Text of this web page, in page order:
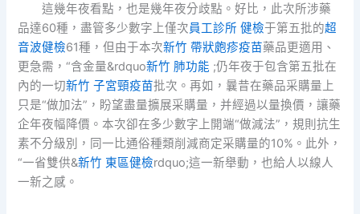
這幾年夜看點，也是幾年夜分歧點。好比，此次所涉藥
品達60種，盡管多少數字上僅次員工診所 健檢于第五批的超
音波健檢61種，但由于本次新竹 帶狀皰疹疫苗藥品更適用、
更急需，“含金量&rdquo新竹 肺功能 ;仍年夜于包含第五批在
內的一切新竹 子宮頸疫苗批次。再如，曩昔在藥品采購量上
只是“做加法”，盼望盡量擴展采購量，并經過以量換價，讓藥
企年夜幅降價。本次卻在多少數字上開端“做減法”，規則抗生
素不分級別，同一比通俗種類削減商定采購量的10%。此外，
“一省雙供&新竹 東區健檢rdquo;這一新舉動，也給人以線人
一新之感。